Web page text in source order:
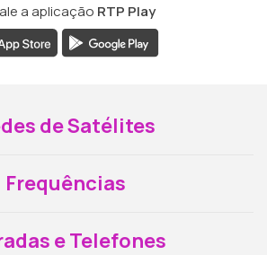
a aplicação RTP Play
de Satélites
Frequências
e Telefones